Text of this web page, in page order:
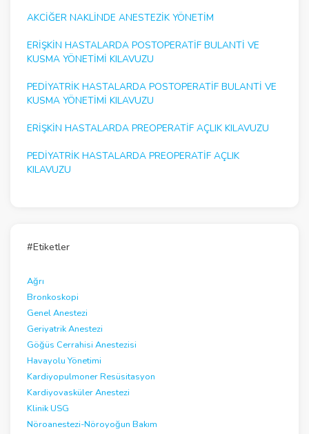
AKCIĞER NAKLINDE ANESTEZIK YÖNETIM
ERIŞKIN HASTALARDA POSTOPERATIF BULANTI VE
KUSMA YÖNETIMI KILAVUZU
PEDIYATRIK HASTALARDA POSTOPERATIF BULANTI VE
KUSMA YÖNETIMI KILAVUZU
ERIŞKIN HASTALARDA PREOPERATIF AÇLIK KILAVUZU
PEDIYATRIK HASTALARDA PREOPERATIF AÇLIK
KILAVUZU
#Etiketler
Ağrı
Bronkoskopi
Genel Anestezi
Geriyatrik Anestezi
Göğüs Cerrahisi Anestezisi
Havayolu Yönetimi
Kardiyopulmoner Resüsitasyon
Kardiyovasküler Anestezi
Klinik USG
Nöroanestezi-Nöroyoğun Bakım